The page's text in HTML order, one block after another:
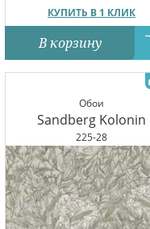
КУПИТЬ В 1 КЛИК
В корзину
Обои
Sandberg Kolonin
225-28